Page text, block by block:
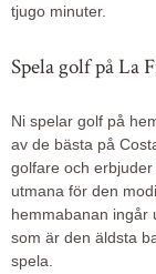
tjugo minuter.
Spela golf på La
Ni spelar golf på
av de bästa på
golfare och
utmana för den
hemmabanan ingår
som är den äldsta
spela.